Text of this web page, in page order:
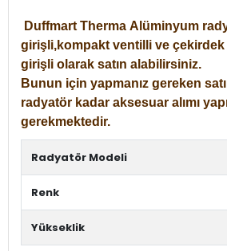
Duffmart Therma Alüminyum
girişli,kompakt ventilli ve
girişli olarak satın alabilirsiniz.
Bunun için yapmanız gereken
radyatör kadar aksesuar alımı
gerekmektedir.
Radyatör Modeli
Renk
Yükseklik